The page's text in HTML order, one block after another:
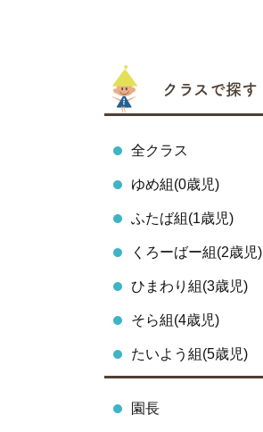
クラスで探す
全クラス
ゆめ組(0歳児)
ふたば組(1歳児)
くろーばー組(2歳児)
ひまわり組(3歳児)
そら組(4歳児)
たいよう組(5歳児)
園長